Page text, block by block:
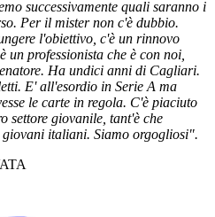
successivamente quali saranno i
Per il mister non c'è dubbio.
l'obiettivo, c'è un rinnovo
un professionista che è con noi,
Ha undici anni di Cagliari.
E' all'esordio in Serie A ma
le carte in regola. C'è piaciuto
settore giovanile, tant'è che
giovani italiani. Siamo orgogliosi".